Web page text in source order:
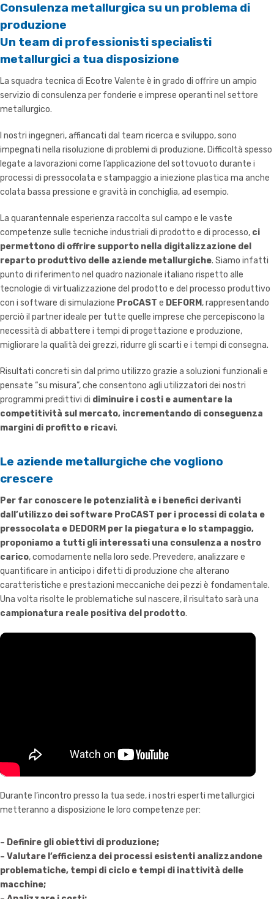
Consulenza metallurgica su un problema di
produzione
Un team di professionisti specialisti
metallurgici a tua disposizione
La squadra tecnica di Ecotre Valente è in grado di offrire un ampio
servizio di consulenza per fonderie e imprese operanti nel settore
metallurgico.
I nostri ingegneri, affiancati dal team ricerca e sviluppo, sono
impegnati nella risoluzione di problemi di produzione. Difficoltà spesso
legate a lavorazioni come l’applicazione del sottovuoto durante i
processi di pressocolata e stampaggio a iniezione plastica ma anche
colata bassa pressione e gravità in conchiglia, ad esempio.
La quarantennale esperienza raccolta sul campo e le vaste
competenze sulle tecniche industriali di prodotto e di processo, ci
permettono di offrire supporto nella digitalizzazione del
reparto produttivo delle aziende metallurgiche. Siamo infatti
punto di riferimento nel quadro nazionale italiano rispetto alle
tecnologie di virtualizzazione del prodotto e del processo produttivo
con i software di simulazione ProCAST e DEFORM , rappresentando
perciò il partner ideale per tutte quelle imprese che percepiscono la
necessità di abbattere i tempi di progettazione e produzione,
migliorare la qualità dei grezzi, ridurre gli scarti e i tempi di consegna.
Risultati concreti sin dal primo utilizzo grazie a soluzioni funzionali e
pensate “su misura”, che consentono agli utilizzatori dei nostri
programmi predittivi di diminuire i costi e aumentare la
competitività sul mercato, incrementando di conseguenza
margini di profitto e ricavi.
Le aziende metallurgiche che vogliono
crescere
Per far conoscere le potenzialità e i benefici derivanti
dall’utilizzo dei software ProCAST per i processi di colata e
pressocolata e DEDORM per la piegatura e lo stampaggio,
proponiamo a tutti gli interessati una consulenza a nostro
carico, comodamente nella loro sede. Prevedere, analizzare e
quantificare in anticipo i difetti di produzione che alterano
caratteristiche e prestazioni meccaniche dei pezzi è fondamentale.
Una volta risolte le problematiche sul nascere, il risultato sarà una
campionatura reale positiva del prodotto.
Durante l’incontro presso la tua sede, i nostri esperti metallurgici
metteranno a disposizione le loro competenze per:
– Definire gli obiettivi di produzione;
– Valutare l’efficienza dei processi esistenti analizzandone
problematiche, tempi di ciclo e tempi di inattività delle
macchine;